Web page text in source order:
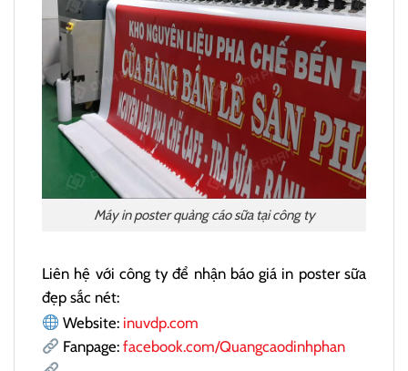
Máy in poster quảng cáo sữa tại công ty
Liên hệ với công ty để nhận báo giá in poster sữa
đẹp sắc nét:
Website: inuvdp.com
Fanpage: facebook.com/Quangcaodinhphan